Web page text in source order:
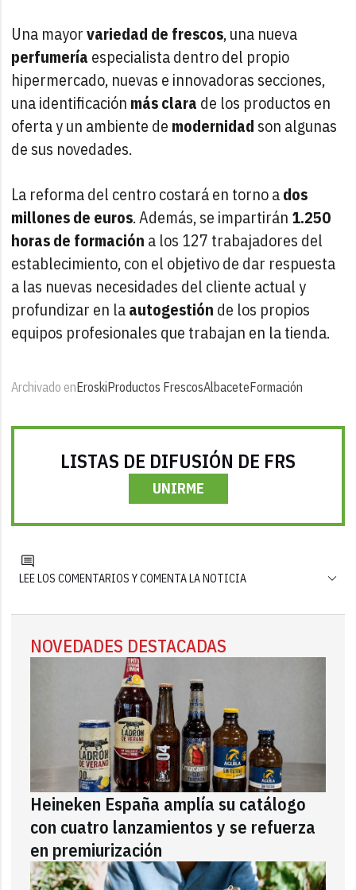
Una mayorvariedad de frescos, una nueva
perfumería especialista dentro del propio
hipermercado, nuevas e innovadoras secciones,
una identificación más clara de los productos en
oferta y un ambiente de modernidad son algunas
de sus novedades.
La reforma del centro costará en torno ados
millones de euros. Además, se impartirán 1.250
horas de formación a los 127 trabajadores del
establecimiento, con el objetivo de dar respuesta
a las nuevas necesidades del cliente actual y
profundizar en laautogestión de los propios
equipos profesionales que trabajan en la tienda.
Archivado enEroskiProductos FrescosAlbaceteFormación
LISTAS DE DIFUSIÓN DE FRS
UNIRME
LEE LOS COMENTARIOS Y COMENTA LA NOTICIA
NOVEDADES DESTACADAS
Heineken España amplía su catálogo
con cuatro lanzamientos y se refuerza
en premiurización